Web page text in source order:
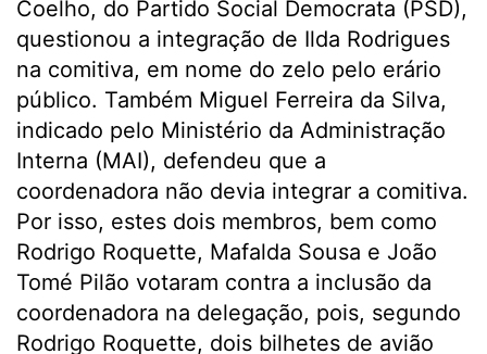
Coelho, do Partido Social Democrata (PSD),
questionou a integração de Ilda Rodrigues
na comitiva, em nome do zelo pelo erário
público. Também Miguel Ferreira da Silva,
indicado pelo Ministério da Administração
Interna (MAI), defendeu que a
coordenadora não devia integrar a comitiva.
Por isso, estes dois membros, bem como
Rodrigo Roquette, Mafalda Sousa e João
Tomé Pilão votaram contra a inclusão da
coordenadora na delegação, pois, segundo
Rodrigo Roquette, dois bilhetes de avião